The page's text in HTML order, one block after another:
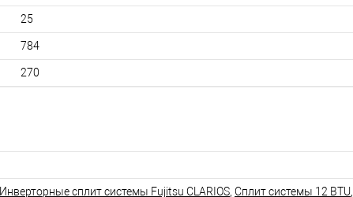
25
784
270
Инверторные сплит системы Fujitsu CLARIOS, Сплит системы 12 BTU,